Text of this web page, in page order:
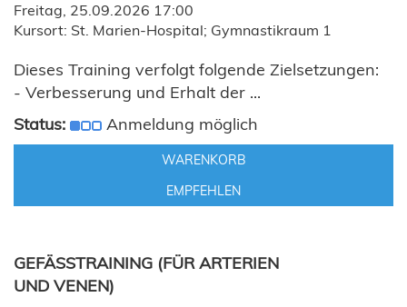
Freitag, 25.09.2026 17:00
Kursort: St. Marien-Hospital; Gymnastikraum 1
Dieses Training verfolgt folgende Zielsetzungen:
- Verbesserung und Erhalt der ...
Status:
Anmeldung möglich
WARENKORB
EMPFEHLEN
GEFÄSSTRAINING (FÜR ARTERIEN U
ND VENEN)